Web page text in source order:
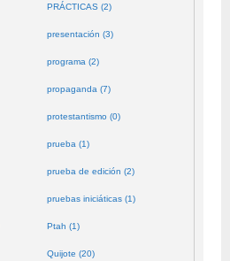
PRÁCTICAS (2)
presentación (3)
programa (2)
propaganda (7)
protestantismo (0)
prueba (1)
prueba de edición (2)
pruebas iniciáticas (1)
Ptah (1)
Quijote (20)